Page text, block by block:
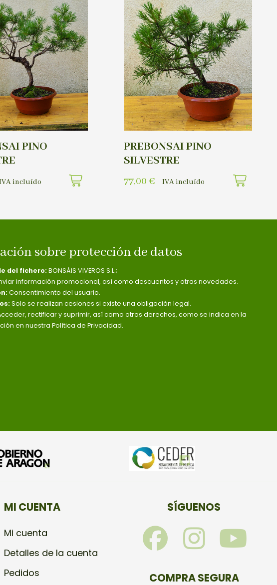
PINO
incluído
PREBONSAI PINO
SILVESTRE
77,00 € IVA incluído
sobre protección de datos
del fichero: BONSÁIS VIVEROS S.L.;
información promocional, así como descuentos y otras novedades.
Consentimiento del usuario.
Solo se realizan cesiones si existe una obligación legal.
rectificar y suprimir, así como otros derechos, como se indica en la
en nuestra Política de Privacidad.
MI CUENTA
Mi cuenta
Detalles de la cuenta
Pedidos
SÍGUENOS
F
a
I
n
Y
COMPRA SEGURA